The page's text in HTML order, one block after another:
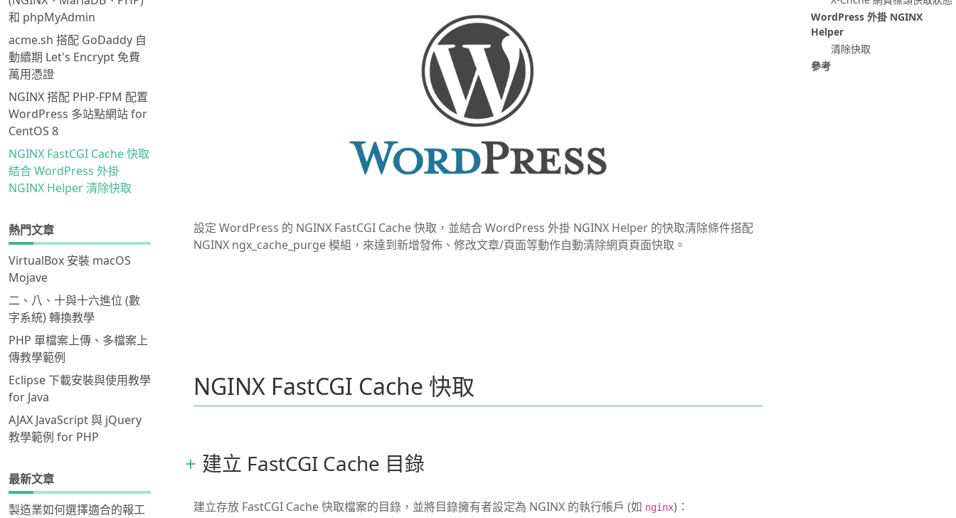
和 phpMyAdmin
acme.sh 搭配 GoDaddy 自
動續期 Let's Encrypt 免費
萬用憑證
NGINX 搭配 PHP-FPM 配置
WordPress 多站點網站 for
CentOS 8
NGINX FastCGI Cache 快取
結合 WordPress 外掛
NGINX Helper 清除快取
熱門文章
VirtualBox 安裝 macOS
Mojave
二、八、十與十六進位 (數
字系統) 轉換教學
PHP 單檔案上傳、多檔案上
傳教學範例
Eclipse 下載安裝與使用教學
for Java
AJAX JavaScript 與 jQuery
教學範例 for PHP
最新文章
製造業如何選擇適合的報工
設定 WordPress 的 NGINX FastCGI Cache 快取，並結合 WordPress 外掛 NGINX Helper 的快取清除條件搭配
NGINX ngx_cache_purge 模組，來達到新增發佈、修改文章/頁面等動作自動清除網頁頁面快取。
NGINX FastCGI Cache 快取
建立 FastCGI Cache 目錄
建立存放 FastCGI Cache 快取檔案的目錄，並將目錄擁有者設定為 NGINX 的執行帳戶 (如 nginx)：
WordPress 外掛 NGINX
Helper
清除快取
參考